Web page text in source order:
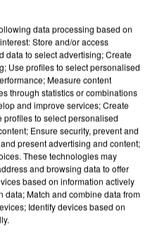
data processing based on
Store and/or access
data to select advertising; Create
Use profiles to select personalised
Measure content
through statistics or combinations
and improve services; Create
to select personalised
Ensure security, prevent and
present advertising and content;
These technologies may
and browsing data to offer
based on information actively
Match and combine data from
Identify devices based on